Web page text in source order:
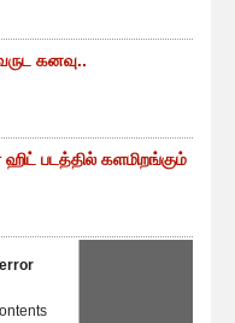
கனவு..
ஹிட் படத்தில் களமிறங்கும்